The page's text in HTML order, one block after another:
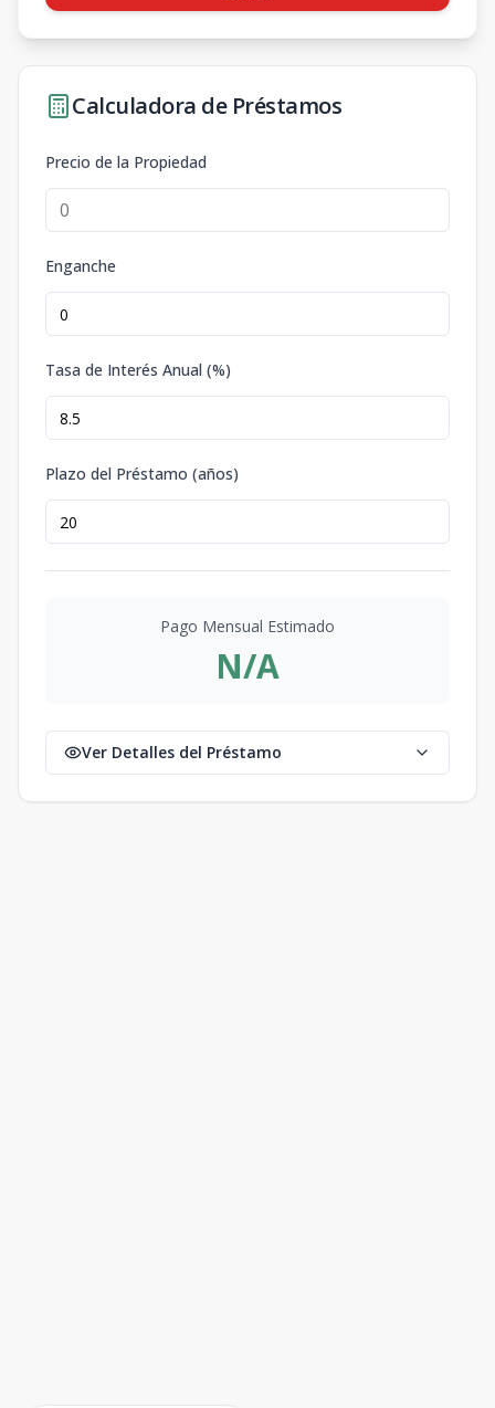
Calculadora de Préstamos
Precio de la Propiedad
Enganche
Tasa de Interés Anual (%)
Plazo del Préstamo (años)
Pago Mensual Estimado
N/A
Ver Detalles del Préstamo